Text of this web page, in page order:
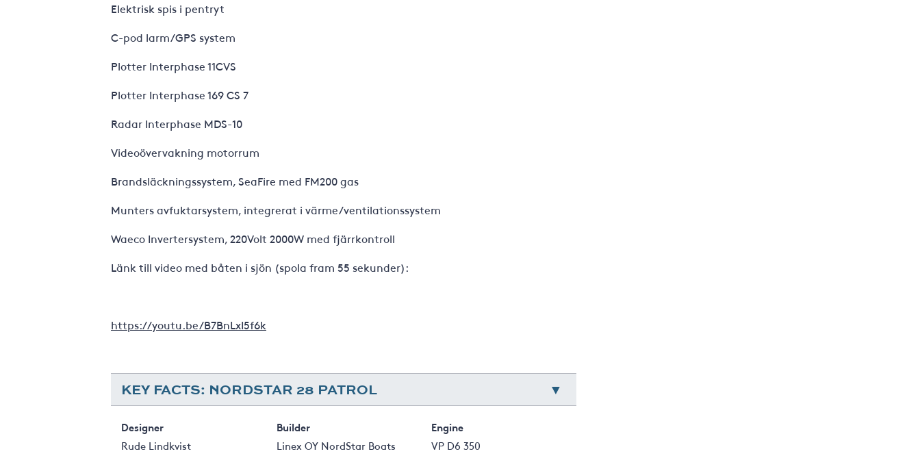
Elektrisk spis i pentryt
C-pod larm/GPS system
Plotter Interphase 11CVS
Plotter Interphase 169 CS 7
Radar Interphase MDS-10
Videoövervakning motorrum
Brandsläckningssystem, SeaFire med FM200 gas
Munters avfuktarsystem, integrerat i värme/ventilationssystem
Waeco Invertersystem, 220Volt 2000W med fjärrkontroll
Länk till video med båten i sjön (spola fram 55 sekunder):
https://youtu.be/B7BnLxI5f6k
KEY FACTS: NORDSTAR 28 PATROL
Designer
Rude Lindkvist
Builder
Linex OY NordStar Boats
Engine
VP D6 350